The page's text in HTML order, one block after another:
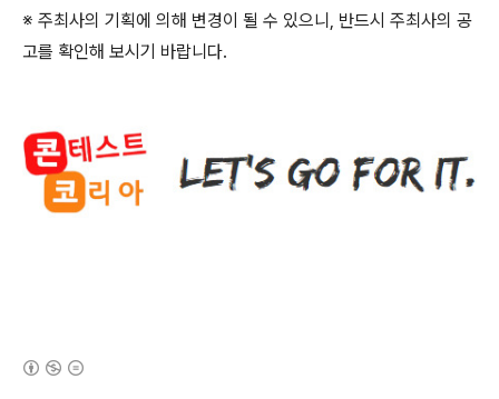
※ 주최사의 기획에 의해 변경이 될 수 있으니 , 반드시 주최사의 공
고를 확인해 보시기 바랍니다.